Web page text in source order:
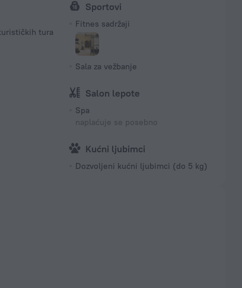
tura
Sportovi
Fitnes sadržaji
Sala za vežbanje
Salon lepote
Spa
naplaćuje se posebno
Kućni ljubimci
Dozvoljeni kućni ljubimci (do 5 kg)